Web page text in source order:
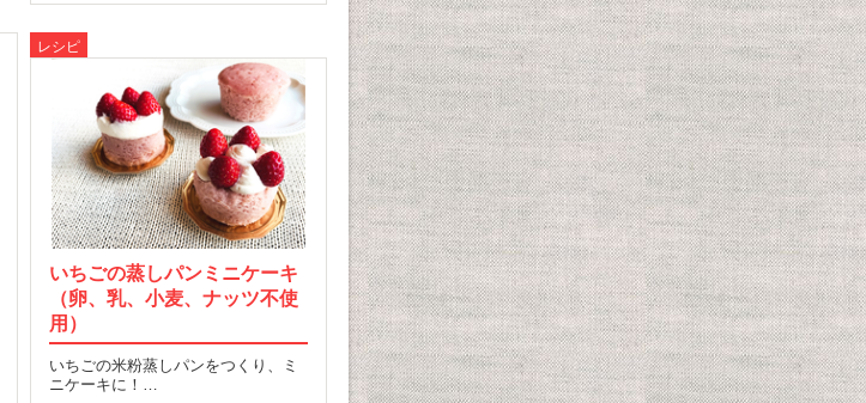
レシピ
いちごの蒸しパンミニケーキ
（卵、乳、小麦、ナッツ不使
用）
いちごの米粉蒸しパンをつくり、ミ
ニケーキに！…